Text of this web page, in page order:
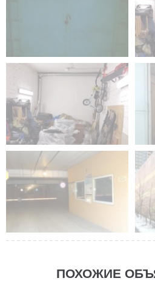
ПОХОЖИЕ